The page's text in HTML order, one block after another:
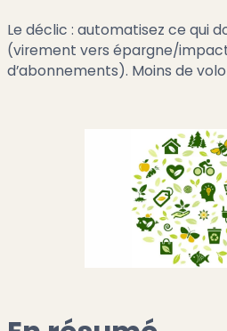
Le déclic : automatisez ce qui
(virement vers épargne/
d’abonnements). Moins de